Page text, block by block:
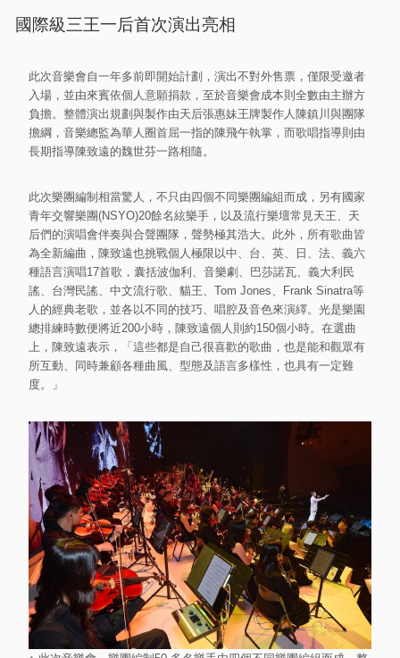
國際級三王一后首次演出亮相
此次音樂會自一年多前即開始計劃，演出不對外售票，僅限受邀者
入場，並由來賓依個人意願捐款，至於音樂會成本則全數由主辦方
負擔。整體演出規劃與製作由天后張惠妹王牌製作人陳鎮川與團隊
擔綱，音樂總監為華人圈首屈一指的陳飛午執掌，而歌唱指導則由
長期指導陳致遠的魏世芬一路相隨。
此次樂團編制相當驚人，不只由四個不同樂團編組而成，另有國家
青年交響樂團(NSYO)20餘名絃樂手，以及流行樂壇常見天王、天
后們的演唱會伴奏與合聲團隊，聲勢極其浩大。此外，所有歌曲皆
為全新編曲，陳致遠也挑戰個人極限以中、台、英、日、法、義六
種語言演唱17首歌，囊括波伽利、音樂劇、巴莎諾瓦、義大利民
謠、台灣民謠、中文流行歌、貓王、Tom Jones、Frank Sinatra等
人的經典老歌，並各以不同的技巧、唱腔及音色來演繹。光是樂園
總排練時數便將近200小時，陳致遠個人則約150個小時。在選曲
上，陳致遠表示，「這些都是自己很喜歡的歌曲，也是能和觀眾有
所互動、同時兼顧各種曲風、型態及語言多樣性，也具有一定難
度。」